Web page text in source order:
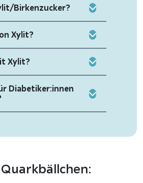
Birkenzucker?
Xylit?
Xylit?
Diabetiker:innen